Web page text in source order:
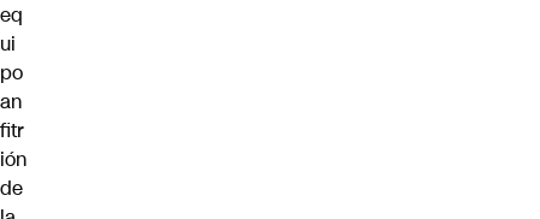
eq
ui
po
an
fitr
ión
de